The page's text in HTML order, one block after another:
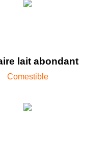
lait abondant
Comestible